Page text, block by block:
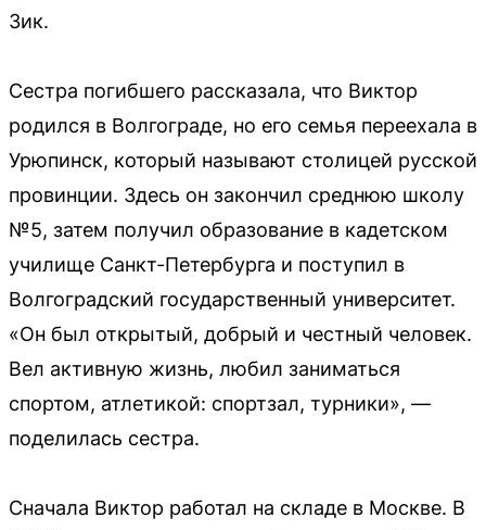
Зик.
Сестра погибшего рассказала, что Виктор
родился в Волгограде, но его семья переехала в
Урюпинск, который называют столицей русской
провинции. Здесь он закончил среднюю школу
№5, затем получил образование в кадетском
училище Санкт-Петербурга и поступил в
Волгоградский государственный университет.
«Он был открытый, добрый и честный человек.
Вел активную жизнь, любил заниматься
спортом, атлетикой: спортзал, турники», —
поделилась сестра.
Сначала Виктор работал на складе в Москве. В